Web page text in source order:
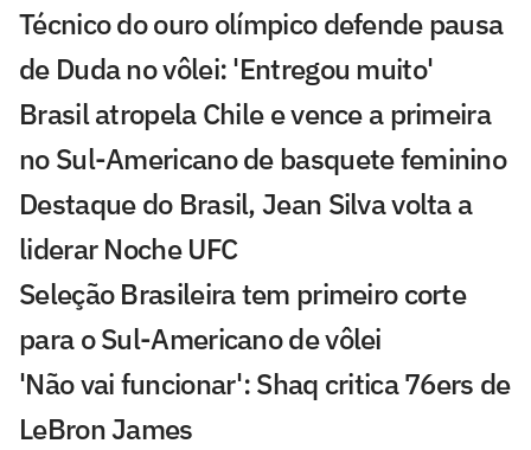
Técnico do ouro olímpico defende pausa
de Duda no vôlei: 'Entregou muito'
Brasil atropela Chile e vence a primeira
no Sul-Americano de basquete feminino
Destaque do Brasil, Jean Silva volta a
liderar Noche UFC
Seleção Brasileira tem primeiro corte
para o Sul-Americano de vôlei
'Não vai funcionar': Shaq critica 76ers de
LeBron James